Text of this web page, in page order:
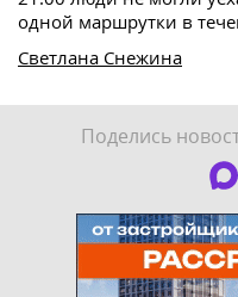
одной маршрутки в
Светлана Снежина
Поделись